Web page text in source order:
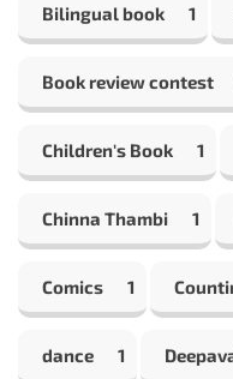
Bilingual book 1
Book review contest
Children's Book 1
Chinna Thambi 1
Comics 1
dance 1